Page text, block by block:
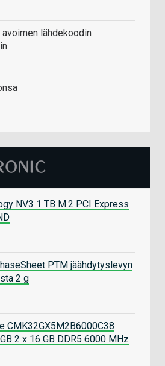
lähdekoodin
NV3 1 TB M.2 PCI Express
PTM jäähdytyslevyn
2 g
CMK32GX5M2B6000C38
2 x 16 GB DDR5 6000 MHz